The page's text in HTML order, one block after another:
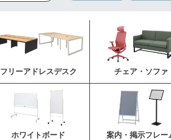
フリーアドレスデスク チェア・ソファ
ホワイトボード 案内・掲示フレー